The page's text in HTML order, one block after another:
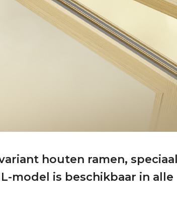
houten ramen,
model is beschikbaar in